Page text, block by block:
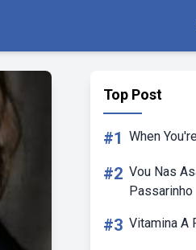
Top Post
#1 When
#2 Vou Nas
Passarinho
#3 Vitamina A